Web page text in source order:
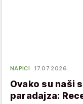
NAPICI 17.07.2026.
Ovako su naši
paradajza: